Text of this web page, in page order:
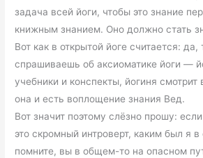
задача всей йоги, чтобы это знание
книжным знанием. Оно должно стать
Вот как в открытой йоге считается:
спрашиваешь об аксиоматике йоги —
учебники и конспекты, йогиня смотрит
она и есть воплощение знания Вед.
Вот значит поэтому слёзно прошу:
это скромный интроверт, каким был я
помните, вы в общем-то на опасном